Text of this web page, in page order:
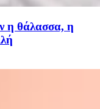
η θάλασσα, η